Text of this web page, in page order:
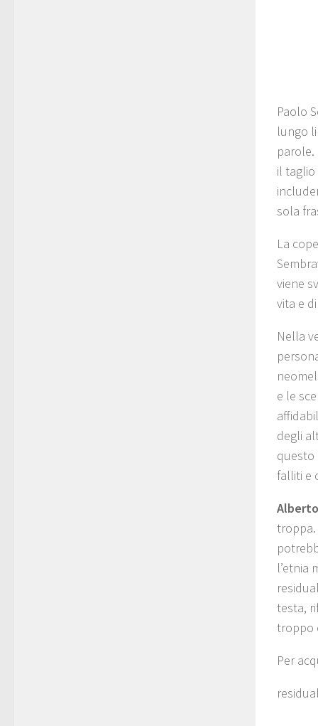
Paolo
lungo
il
sola
La
viene
vita e
Nella
e le
degli
questo
falliti e
troppa.
l’etnia
testa,
troppo
Per